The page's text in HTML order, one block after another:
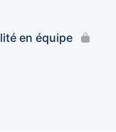
en équipe